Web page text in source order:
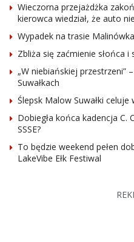
Wieczorna przejażdżka
kierowca wiedział, że auto
Wypadek na trasie
Zbliża się zaćmienie słońca
„W niebiańskiej przestrzeni”
Suwałkach
Ślepsk Malow Suwałki celuje
Dobiegła końca kadencja C.
SSSE?
To będzie weekend pełen
LakeVibe Ełk Festiwal